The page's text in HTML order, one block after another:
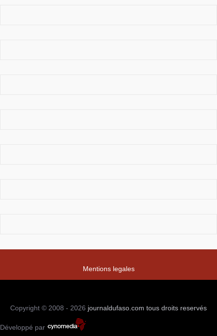
Mentions legales
Copyright © 2008 - 2026 journaldufaso.com tous droits reservés
Développé par